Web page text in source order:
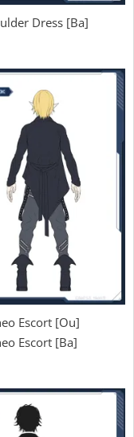
Dress [Ba]
Escort [Ou]
Escort [Ba]